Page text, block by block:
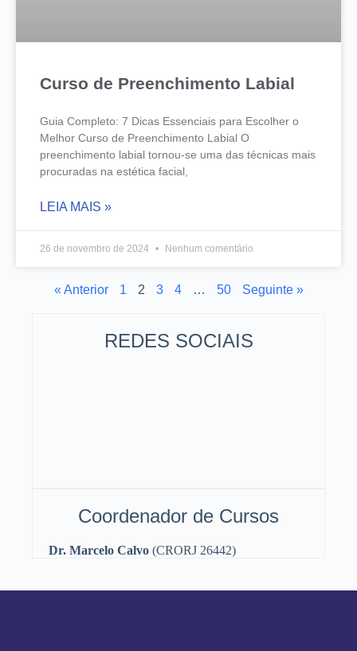
Curso de Preenchimento Labial
Guia Completo: 7 Dicas Essenciais para Escolher o
Melhor Curso de Preenchimento Labial O
preenchimento labial tornou-se uma das técnicas mais
procuradas na estética facial,
LEIA MAIS »
26 de novembro de 2024 Nenhum comentário
« Anterior 1 2 3 4 … 50 Seguinte »
REDES SOCIAIS
Coordenador de Cursos
Dr. Marcelo Calvo (CRORJ 26442)